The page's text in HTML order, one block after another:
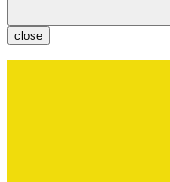
close